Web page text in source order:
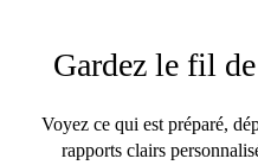
Gardez le fil
Voyez ce qui est préparé,
rapports clairs